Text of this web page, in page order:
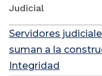
Judicial
Servidores
suman a la
Integridad